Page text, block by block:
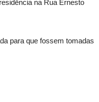
na Rua Ernesto
para que fossem tomadas